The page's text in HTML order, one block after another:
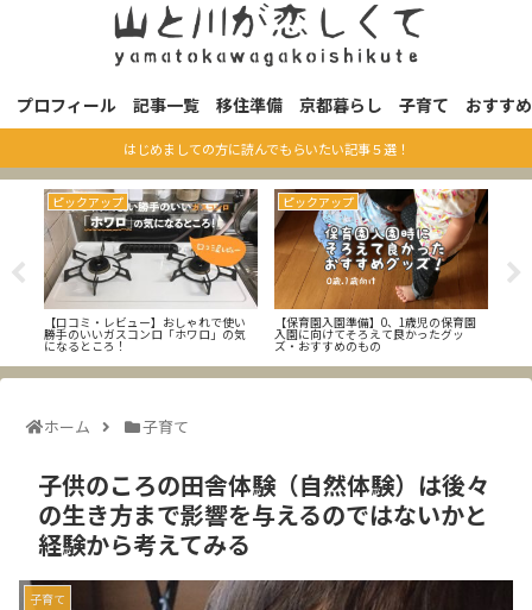
プロフィール 記事一覧 移住準備 京都暮らし 子育て おすすめ
はじめましての方に読んでもらいたい記事５選！
ピックアップ
【口コミ・レビュー】おしゃれで使い
勝手のいいガスコンロ「ホワロ」の気
になるところ！
ピックアップ
【保育園入園準備】0、1歳児の保育園
入園に向けてそろえて良かったグッ
ズ・おすすめのもの
ホーム 子育て
子供のころの田舎体験（自然体験）は後々
の生き方まで影響を与えるのではないかと
経験から考えてみる
子育て